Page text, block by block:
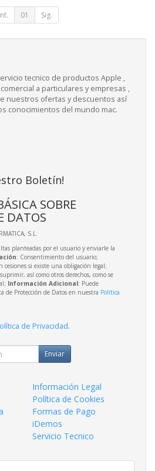
01 Sig.
tecnico de productos Apple ,
a particulares y empresas ,
nuestros ofertas y descuentos así
conocimientos del mundo mac.
Boletín!
SOBRE
DATOS
S.L.
planteadas por el usuario y enviarle la
: Consentimiento del usuario;
cesiones si existe una obligación legal;
así como otros derechos, como se
Información Adicional: Puede
de Protección de Datos en nuestra Política
de Privacidad.
Enviar
Información Legal
Política de Cookies
Formas de Pago
iDemos
Servicio Tecnico